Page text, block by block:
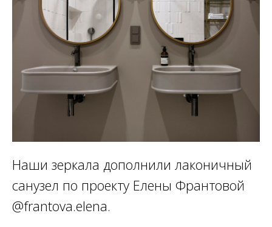
Наши зеркала дополнили лаконичный
санузел по проекту Елены Франтовой
@frantova.elena.